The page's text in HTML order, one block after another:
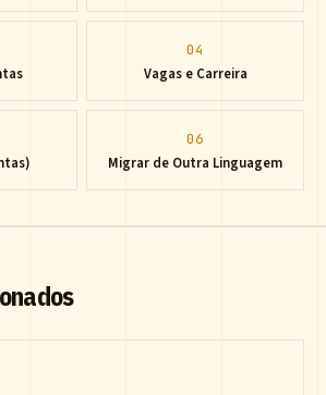
04
Vagas e Carreira
06
Migrar de Outra Linguagem